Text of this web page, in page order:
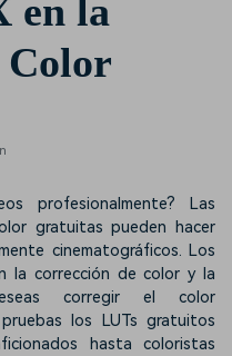
en la
Color
profesionalmente? Las
gratuitas pueden hacer
cinematográficos. Los
la corrección de color y la
corregir el color
los LUTs gratuitos
hasta coloristas